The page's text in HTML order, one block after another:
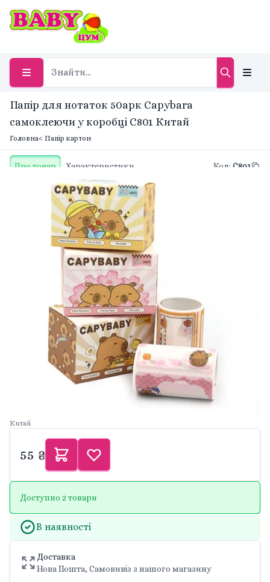
Папір для нотаток 50арк Capybara
самоклеючи у коробці C801 Китай
Головна< Папір картон
Про товар Характеристики Код: C801
Китай
55 ₴
Доступно 2 товари
В наявності
Доставка
Нова Пошта, Самовивіз з нашого магазину